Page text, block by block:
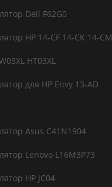
Dell F62G0
HP 14-CF 14-CK 14-CM
HT03XL
для HP Envy 13-AD
Asus C41N1904
Lenovo L16M3P73
HP JC04